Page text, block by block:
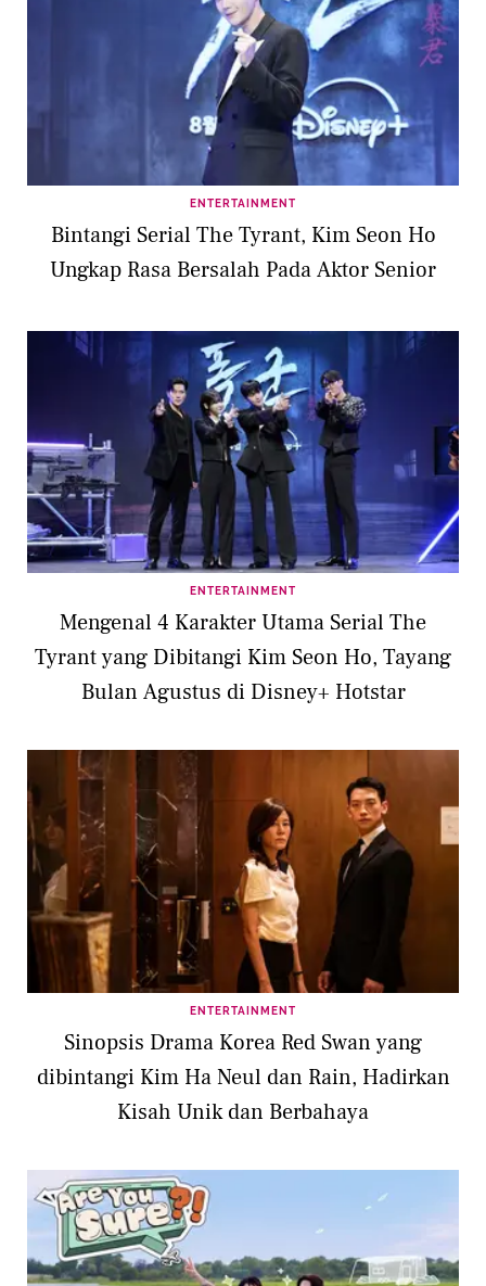
ENTERTAINMENT
Bintangi Serial The Tyrant, Kim Seon Ho
Ungkap Rasa Bersalah Pada Aktor Senior
ENTERTAINMENT
Mengenal 4 Karakter Utama Serial The
Tyrant yang Dibitangi Kim Seon Ho, Tayang
Bulan Agustus di Disney+ Hotstar
ENTERTAINMENT
Sinopsis Drama Korea Red Swan yang
dibintangi Kim Ha Neul dan Rain, Hadirkan
Kisah Unik dan Berbahaya